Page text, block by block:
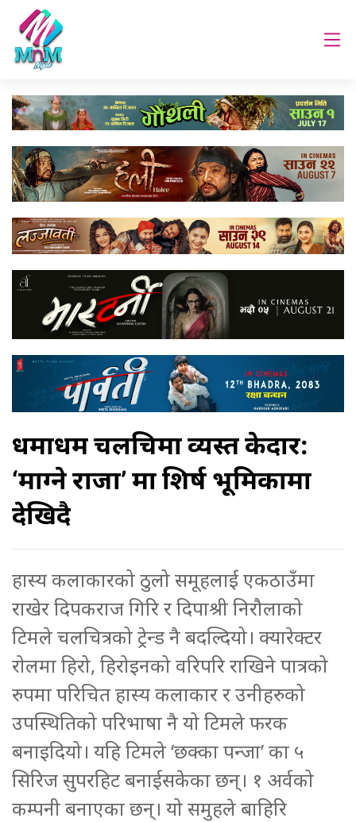
धमाधम चलचित्रमा व्यस्त केदार:
‘माग्ने राजा’ मा शिर्ष भूमिकामा
देखिदै
हास्य कलाकारको ठुलो समूहलाई एकठाउँमा
राखेर दिपकराज गिरि र दिपाश्री निरौलाको
टिमले चलचित्रको ट्रेन्ड नै बदल्दियो। क्यारेक्टर
रोलमा हिरो, हिरोइनको वरिपरि राखिने पात्रको
रुपमा परिचित हास्य कलाकार र उनीहरुको
उपस्थितिको परिभाषा नै यो टिमले फरक
बनाइदियो। यहि टिमले ‘छक्का पन्जा’ का ५
सिरिज सुपरहिट बनाईसकेका छन्। १ अर्वको
कम्पनी बनाएका छन्। यो समुहले बाहिरि